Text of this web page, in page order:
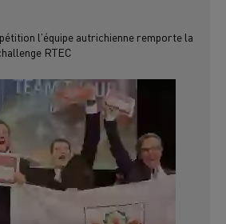
l'équipe autrichienne remporte la
RTEC